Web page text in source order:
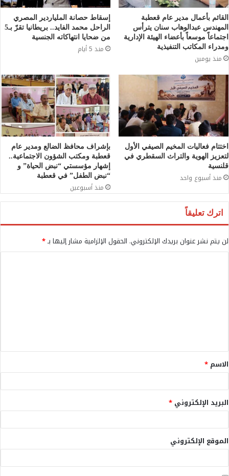
القائم بأعمال مدير عام قعطبة
المهندس عبدالوهاب سنان يترأس
اجتماعاً موسعاً بأعضاء الهيئة الإدارية
ومدراء المكاتب التنفيذية
منذ يومين
إسقاط حصانة الملياردير المصري
الراحل محمد الفايد.. بريطانيا تقرّ بـ5
من ضحايا انتهاكاته الجنسية
منذ 5 أيام
اختتام فعاليات المخيم الصيفي الأول
لتعزيز الهوية والتراث السقطري في
قلنسية
منذ أسبوع واحد
بإشراف محافظ الضالع ومدير عام
قعطبة ومكتب الشؤون الاجتماعية..
إشهار مؤسستي “نبض الحياة” و
“نبض الطفل” في قعطبة
منذ أسبوعين
اترك تعليقاً
لن يتم نشر عنوان بريدك الإلكتروني. الحقول الإلزامية مشار إليها بـ*
ق
*
الاسم *
البريد الإلكتروني *
الموقع الإلكتروني